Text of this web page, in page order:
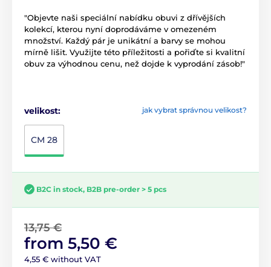
"Objevte naši speciální nabídku obuvi z dřívějších
kolekcí, kterou nyní doprodáváme v omezeném
množství. Každý pár je unikátní a barvy se mohou
mírně lišit. Využijte této příležitosti a pořiďte si kvalitní
obuv za výhodnou cenu, než dojde k vyprodání zásob!"
jak vybrat správnou velikost?
velikost:
CM 28
B2C in stock, B2B pre-order > 5 pcs
13,75 €
from 5,50 €
4,55 € without VAT